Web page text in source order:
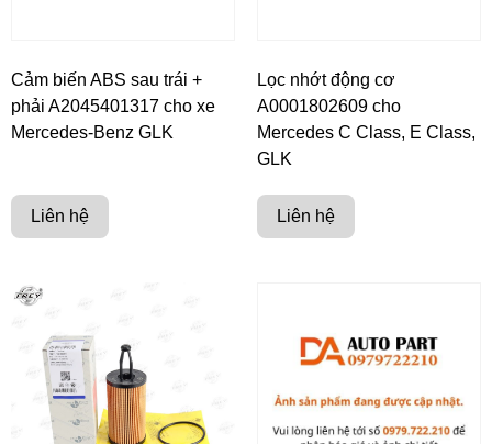
Cảm biến ABS sau trái +
phải A2045401317 cho xe
Mercedes-Benz GLK
Liên hệ
Lọc nhớt động cơ
A0001802609 cho
Mercedes C Class, E Class,
GLK
Liên hệ